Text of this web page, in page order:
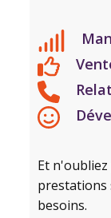
Et n'oubliez
prestations
besoins.